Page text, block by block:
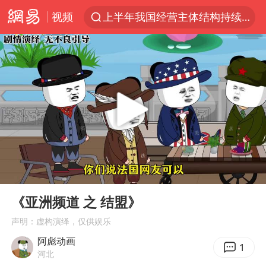
视频
上半年我国经营主体结构持续优化
杭州机场已取消航班388架次
中国籍豪华游艇富商之子在泰国被杀
《披荆斩棘2026》阵容官宣
中国第1高楼阻尼器摆动明显
上海有出现龙卷潜势
国足U17与阿森纳决赛取消 并列冠军
《龙餐馆》 冲奖
2025年小学教师减少13.19万
女子发现前夫婚内与第三者育子
Play
00:00 02:21
《亚洲频道 之 结盟》
声明：虚构演绎，仅供娱乐
阿彪动画
河北 1